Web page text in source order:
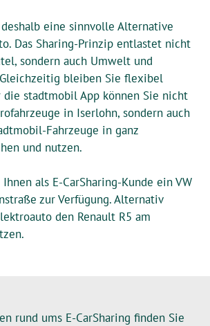
eine sinnvolle Alternative
Das Sharing-Prinzip entlastet nicht
sondern auch Umwelt und
bleiben Sie flexibel
die stadtmobil App können Sie nicht
in Iserlohn, sondern auch
Fahrzeuge in ganz
und nutzen.
als E-CarSharing-Kunde ein VW
zur Verfügung. Alternativ
den Renault R5 am
rund ums E-CarSharing finden Sie